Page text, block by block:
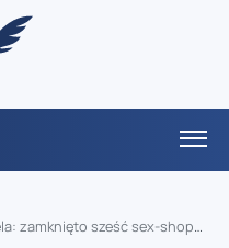
sześć sex-shopów za nielegalny handel narkotykami i lekami